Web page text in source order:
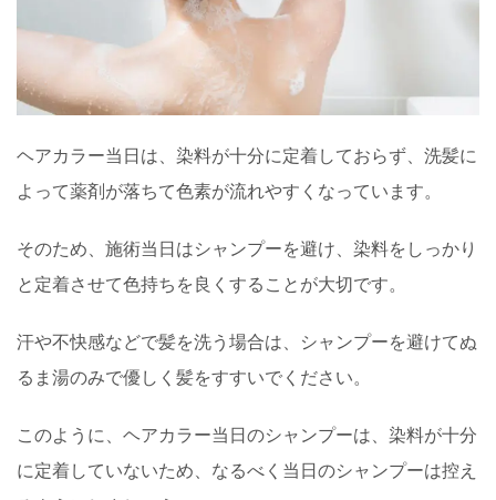
ヘアカラー当日は、染料が十分に定着しておらず、洗髪に
よって薬剤が落ちて色素が流れやすくなっています。
そのため、施術当日はシャンプーを避け、染料をしっかり
と定着させて色持ちを良くすることが大切です。
汗や不快感などで髪を洗う場合は、シャンプーを避けてぬ
るま湯のみで優しく髪をすすいでください。
このように、ヘアカラー当日のシャンプーは、染料が十分
に定着していないため、なるべく当日のシャンプーは控え